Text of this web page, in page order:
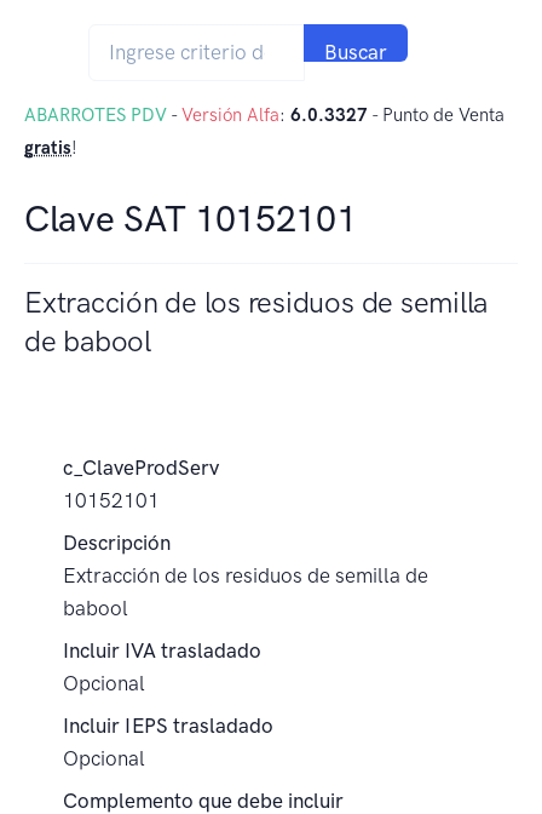
Buscar
ABARROTES PDV -Versión Alfa: 6.0.3327 - Punto de Venta
gratis!
Clave SAT 10152101
Extracción de los residuos de semilla
de babool
c_ClaveProdServ
10152101
Descripción
Extracción de los residuos de semilla de
babool
Incluir IVA trasladado
Opcional
Incluir IEPS trasladado
Opcional
Complemento que debe incluir